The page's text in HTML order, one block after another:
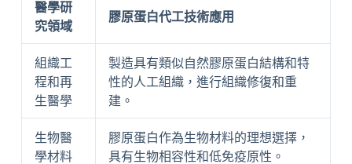
醫學研
究領域
膠原蛋白代工技術應用
組織工
程和再
生醫學
製造具有類似自然膠原蛋白結構和特
性的人工組織，進行組織修復和重
建。
生物醫
學材料
膠原蛋白作為生物材料的理想選擇，
具有生物相容性和低免疫原性。